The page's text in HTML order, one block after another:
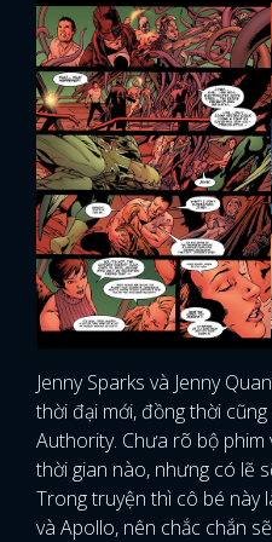
Jenny Sparks và Jenny
thời đại mới, đồng thời
Authority. Chưa rõ bộ
thời gian nào, nhưng có lẽ
Trong truyện thì cô bé này
và Apollo, nên chắc chắn